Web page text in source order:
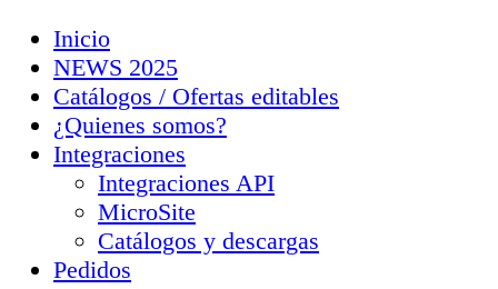
Inicio
NEWS 2025
Catálogos / Ofertas editables
¿Quienes somos?
Integraciones
Integraciones API
MicroSite
Catálogos y descargas
Pedidos